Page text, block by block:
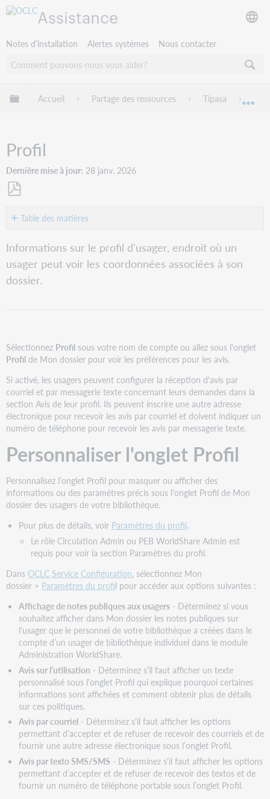
Assistance
Notes d’installation Alertes systèmes Nous contacter
Développer/réduire la hiérarchie globale
Accueil Partage des ressources Tipasa
Profil
Dernière mise à jour 28 janv. 2026
en
que
Table des matières
Personnaliser
l'onglet
Profil
Notes
de
compte
(numéro
d'identification
personnel)
Mot
passe
Avis
Avis
sur
l'utilisation
Avis
par
courriel
Autre
adresse
électronique
Avis
par
texto/SMS
Numéro
de
téléphone
portable
Historique
des
recherches
Historique
des
emprunts
Coordonnées
Numéro
Informations sur le profil d'usager, endroit où un
usager peut voir les coordonnées associées à son
dossier.
Sélectionnez Profil sous votre nom de compte ou allez sous l'onglet
Profil de Mon dossier pour voir les préférences pour les avis.
Si activé, les usagers peuvent configurer la réception d'avis par
courriel et par messagerie texte concernant leurs demandes dans la
section Avis de leur profil. Ils peuvent inscrire une autre adresse
électronique pour recevoir les avis par courriel et doivent indiquer un
numéro de téléphone pour recevoir les avis par messagerie texte.
Personnaliser l'onglet Profil
Personnalisez l’onglet Profil pour masquer ou afficher des
informations ou des paramètres précis sous l’onglet Profil de Mon
dossier des usagers de votre bibliothèque.
Pour plus de détails, voir Paramètres du profil.
Le rôle Circulation Admin ou PEB WorldShare Admin est
requis pour voir la section Paramètres du profil.
DansOCLC Service Configuration, sélectionnez Mon
dossier > Paramètres du profil pour accéder aux options suivantes :
Affichage de notes publiques aux usagers- Déterminez si vous
souhaitez afficher dans Mon dossier les notes publiques sur
l'usager que le personnel de votre bibliothèque a créées dans le
compte d’un usager de bibliothèque individuel dans le module
Administration WorldShare.
Avis sur l’utilisation - Déterminez s’il faut afficher un texte
personnalisé sous l'onglet Profil qui explique pourquoi certaines
informations sont affichées et comment obtenir plus de détails
sur ces politiques.
Avis par courriel- Déterminez s'il faut afficher les options
permettant d’accepter et de refuser de recevoir des courriels et de
fournir une autre adresse électronique sous l’onglet Profil.
Avis par texto SMS/SMS - Déterminez s'il faut afficher les options
permettant d’accepter et de refuser de recevoir des textos et de
fournir un numéro de téléphone portable sous l’onglet Profil.